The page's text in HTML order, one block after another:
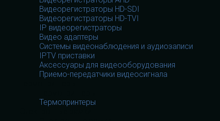
Видеорегистраторы HD-SDI
Видеорегистраторы HD-TVI
IP видеорегистраторы
Видео адаптеры
Системы видеонаблюдения и аудиозаписи
IPTV приставки
Аксессуары для видеооборудования
Приемо-передатчики видеосигнала
Термопринтеры